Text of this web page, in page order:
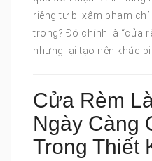
riêng tư bị xâm phạm
trọng? Đó chính là “cửa
nhưng lại tạo nên khác
Cửa Rèm
Ngày Càng
Trong Thiết